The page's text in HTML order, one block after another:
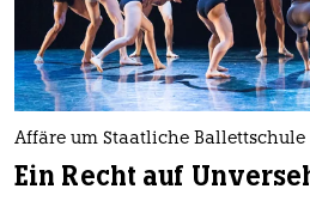
genossenschaft
epaper login
Affäre um Staatliche Ballettschule
Ein Recht auf